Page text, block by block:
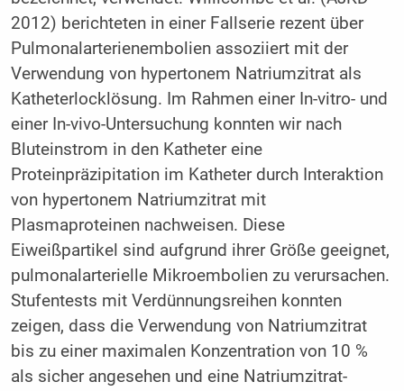
2012) berichteten in einer Fallserie rezent über
Pulmonalarterienembolien assoziiert mit der
Verwendung von hypertonem Natriumzitrat als
Katheterlocklösung. Im Rahmen einer In-vitro- und
einer In-vivo-Untersuchung konnten wir nach
Bluteinstrom in den Katheter eine
Proteinpräzipitation im Katheter durch Interaktion
von hypertonem Natriumzitrat mit
Plasmaproteinen nachweisen. Diese
Eiweißpartikel sind aufgrund ihrer Größe geeignet,
pulmonalarterielle Mikroembolien zu verursachen.
Stufentests mit Verdünnungsreihen konnten
zeigen, dass die Verwendung von Natriumzitrat
bis zu einer maximalen Konzentration von 10 %
als sicher angesehen und eine Natriumzitrat-